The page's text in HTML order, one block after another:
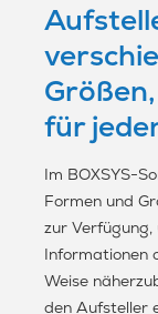
für
Im BOXSYS-
Formen und
zur
Informationen
Weise
den Aufsteller